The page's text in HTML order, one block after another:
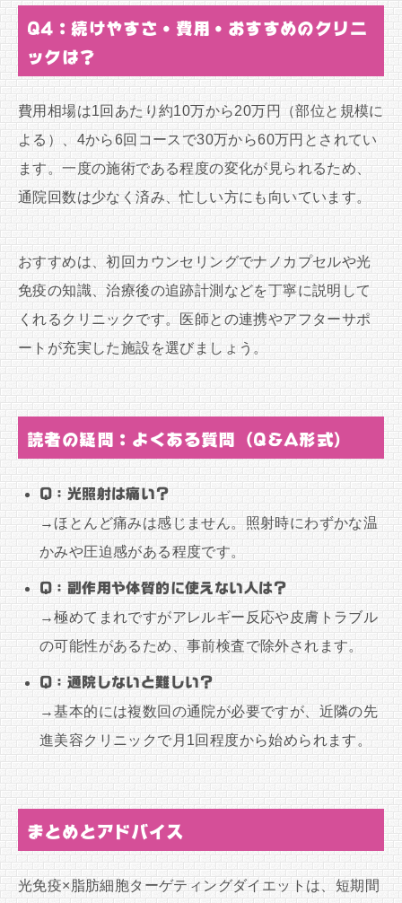
Q4：続けやすさ・費用・おすすめのクリニ
ックは？
費用相場は1回あたり約10万から20万円（部位と規模に
よる）、4から6回コースで30万から60万円とされてい
ます。一度の施術である程度の変化が見られるため、
通院回数は少なく済み、忙しい方にも向いています。
おすすめは、初回カウンセリングでナノカプセルや光
免疫の知識、治療後の追跡計測などを丁寧に説明して
くれるクリニックです。医師との連携やアフターサポ
ートが充実した施設を選びましょう。
読者の疑問：よくある質問（Q&A形式）
Q：光照射は痛い？
→ほとんど痛みは感じません。照射時にわずかな温
かみや圧迫感がある程度です。
Q：副作用や体質的に使えない人は？
→極めてまれですがアレルギー反応や皮膚トラブル
の可能性があるため、事前検査で除外されます。
Q：通院しないと難しい？
→基本的には複数回の通院が必要ですが、近隣の先
進美容クリニックで月1回程度から始められます。
まとめとアドバイス
光免疫×脂肪細胞ターゲティングダイエットは、短期間